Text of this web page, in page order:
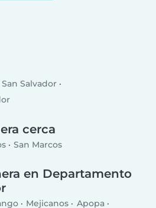
Salvador
cerca
San Marcos
en Departamento
Mejicanos
Apopa